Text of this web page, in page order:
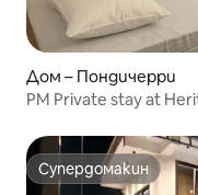
Дом – Пондичерри
PM Private stay at
Супердомакин
Супердомакин